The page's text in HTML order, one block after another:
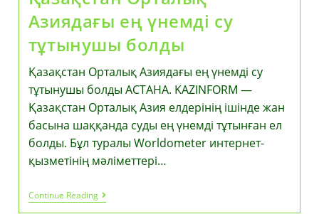
Азиядағы ең үнемді су
тұтынушы болды
Қазақстан Орталық Азиядағы ең үнемді су
тұтынушы болды АСТАНА. KAZINFORM —
Қазақстан Орталық Азия елдерінің ішінде жан
басына шаққанда суды ең үнемді тұтынған ел
болды. Бұл туралы Worldometer интернет-
қызметінің мәліметтері…
Continue ReadingҚазақстан
Орталық